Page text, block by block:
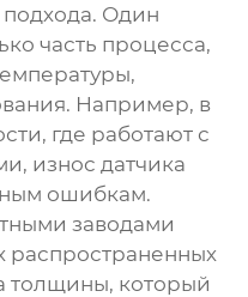
подхода. Один
часть процесса,
Например, в
где работают с
износ датчика
ошибкам.
заводами
распространенных
толщины, который